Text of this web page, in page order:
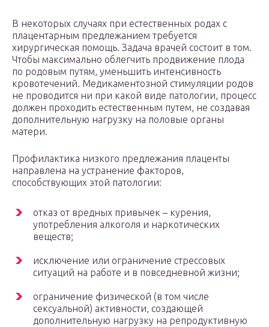
В некоторых случаях при естественных родах с
плацентарным предлежанием требуется
хирургическая помощь. Задача врачей состоит в том.
Чтобы максимально облегчить продвижение плода
по родовым путям, уменьшить интенсивность
кровотечений. Медикаментозной стимуляции родов
не проводится ни при какой виде патологии, процесс
должен проходить естественным путем, не создавая
дополнительную нагрузку на половые органы
матери.
Профилактика низкого предлежания плаценты
направлена на устранение факторов,
способствующих этой патологии:
отказ от вредных привычек – курения,
употребления алкоголя и наркотических
веществ;
исключение или ограничение стрессовых
ситуаций на работе и в повседневной жизни;
ограничение физической (в том числе
сексуальной) активности, создающей
дополнительную нагрузку на репродуктивную